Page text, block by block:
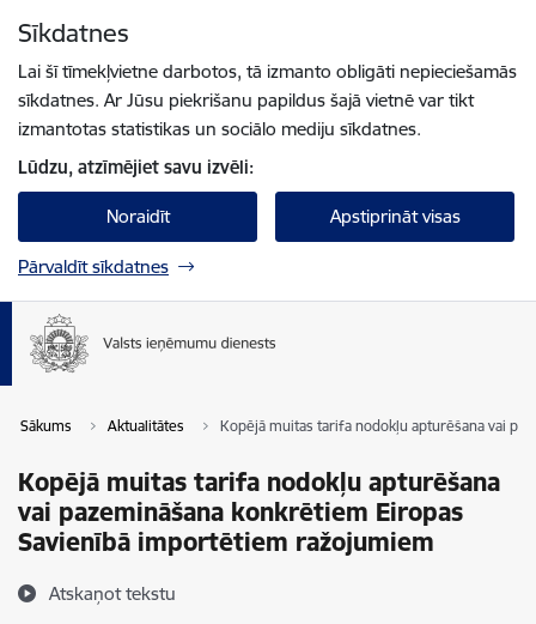
Sīkdatnes
Lai šī tīmekļvietne darbotos, tā izmanto obligāti nepieciešamās
sīkdatnes. Ar Jūsu piekrišanu papildus šajā vietnē var tikt
izmantotas statistikas un sociālo mediju sīkdatnes.
Lūdzu, atzīmējiet savu izvēli:
Noraidīt Apstiprināt visas
Pārvaldīt sīkdatnes
Sākums Aktualitātes Kopējā muitas tarifa nodokļu apturēšana vai
Kopējā muitas tarifa nodokļu apturēšana
vai pazemināšana konkrētiem Eiropas
Savienībā importētiem ražojumiem
Atskaņot tekstu